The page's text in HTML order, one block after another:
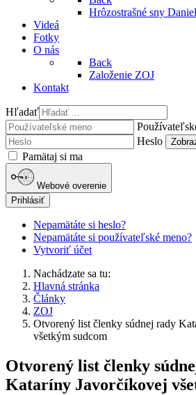
Hrôzostrašné sny
Videá
Fotky
O nás
Back
Založenie ZOJ
Kontakt
Hľadať
Heslo
Pamätaj si ma
Webové overenie
Prihlásiť
Nepamätáte si heslo?
Nepamätáte si používateľské meno?
Vytvoriť účet
Nachádzate sa tu:
Hlavná stránka
Články
ZOJ
Otvorený list členky súdnej rady
všetkým sudcom
Otvorený list členky
Kataríny Javorčíkovej